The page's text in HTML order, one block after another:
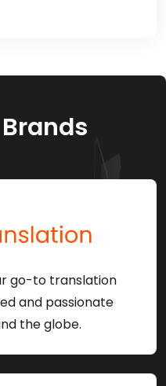
go-to translation
and passionate
the globe.